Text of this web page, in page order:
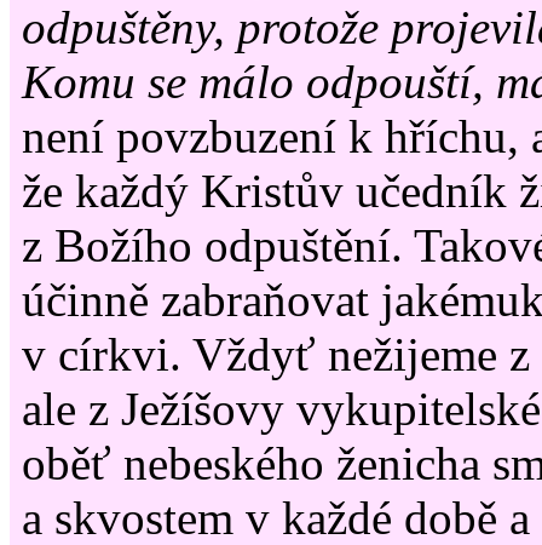
odpuštěny, protože
Komu se málo odpouští,
není povzbuzení k hříchu,
že každý Kristův učedník
z Božího odpuštění.
účinně zabraňovat
v církvi. Vždyť nežijeme z
ale z Ježíšovy
oběť nebeského ženicha
a skvostem v každé době